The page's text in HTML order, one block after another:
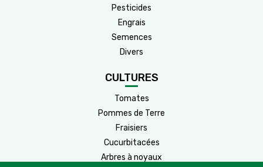
Pesticides
Engrais
Semences
Divers
CULTURES
Tomates
Pommes de Terre
Fraisiers
Cucurbitacées
Arbres à noyaux